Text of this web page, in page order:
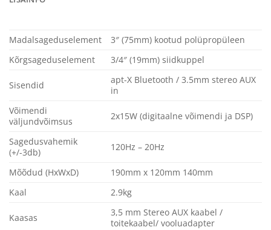
Madalsageduselement
3″ (75mm) kootud polüpropüleen
Kõrgsageduselement
3/4″ (19mm) siidkuppel
Sisendid
apt-X Bluetooth / 3.5mm stereo AUX
in
Võimendi
väljundvõimsus
2x15W (digitaalne võimendi ja DSP)
Sagedusvahemik
(+/-3db)
120Hz – 20Hz
Mõõdud (HxWxD)
190mm x 120mm 140mm
Kaal
2.9kg
Kaasas
3,5 mm Stereo AUX kaabel /
toitekaabel/ vooluadapter